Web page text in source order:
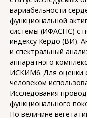
вариабельности
функциональной
системы (ИФАСНС) с
индексу Кердо (ВИ).
и спектральный
аппаратного
ИСКИМ6. Для оценки
человеком
Исследования
функционального
По величине